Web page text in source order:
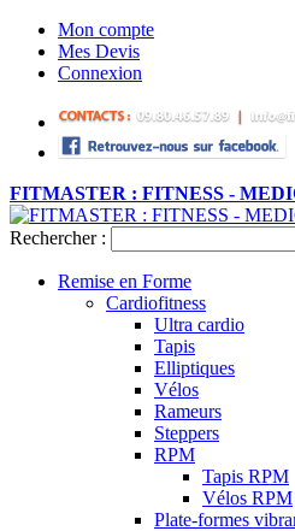
Mon compte
Mes Devis
Connexion
FITMASTER : FITNESS -
Rechercher :
Remise en Forme
Cardiofitness
Ultra cardio
Tapis
Elliptiques
Vélos
Rameurs
Steppers
RPM
Tapis RPM
Vélos RPM
Plate-formes